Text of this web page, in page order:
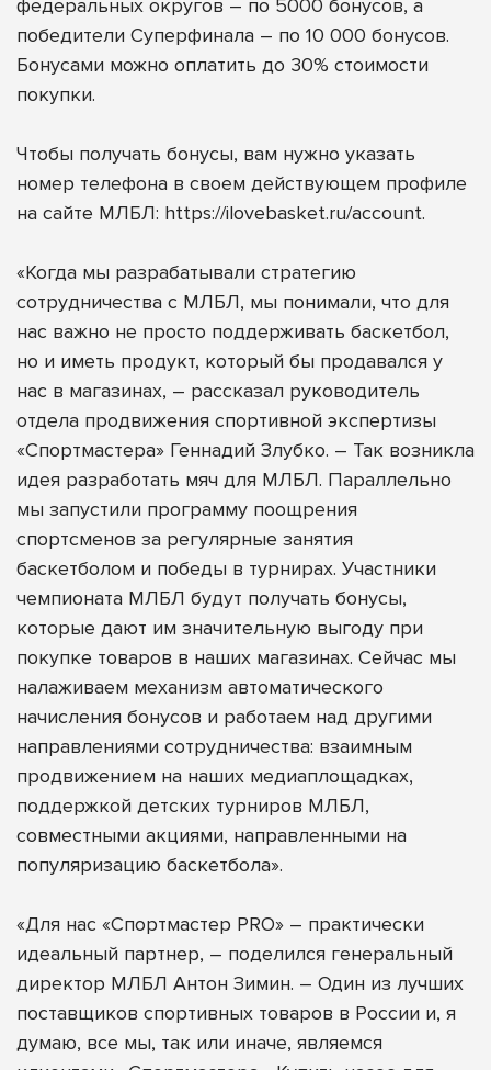
федеральных округов – по 5000 бонусов, а
победители Суперфинала – по 10 000 бонусов.
Бонусами можно оплатить до 30% стоимости
покупки.
Чтобы получать бонусы, вам нужно указать
номер телефона в своем действующем профиле
на сайте МЛБЛ: https://ilovebasket.ru/account.
«Когда мы разрабатывали стратегию
сотрудничества с МЛБЛ, мы понимали, что для
нас важно не просто поддерживать баскетбол,
но и иметь продукт, который бы продавался у
нас в магазинах, – рассказал руководитель
отдела продвижения спортивной экспертизы
«Спортмастера» Геннадий Злубко. – Так возникла
идея разработать мяч для МЛБЛ. Параллельно
мы запустили программу поощрения
спортсменов за регулярные занятия
баскетболом и победы в турнирах. Участники
чемпионата МЛБЛ будут получать бонусы,
которые дают им значительную выгоду при
покупке товаров в наших магазинах. Сейчас мы
налаживаем механизм автоматического
начисления бонусов и работаем над другими
направлениями сотрудничества: взаимным
продвижением на наших медиаплощадках,
поддержкой детских турниров МЛБЛ,
совместными акциями, направленными на
популяризацию баскетбола».
«Для нас «Спортмастер PRO» – практически
идеальный партнер, – поделился генеральный
директор МЛБЛ Антон Зимин. – Один из лучших
поставщиков спортивных товаров в России и, я
думаю, все мы, так или иначе, являемся